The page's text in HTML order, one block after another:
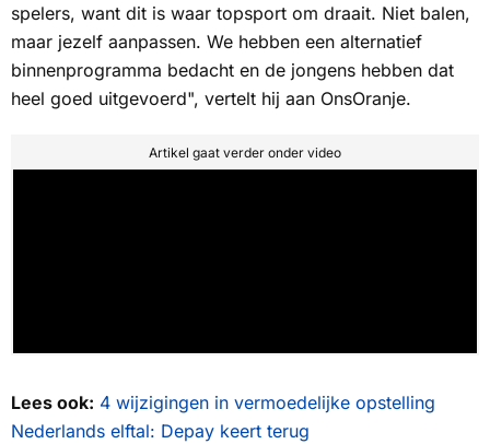
spelers, want dit is waar topsport om draait. Niet balen,
maar jezelf aanpassen. We hebben een alternatief
binnenprogramma bedacht en de jongens hebben dat
heel goed uitgevoerd", vertelt hij aan OnsOranje.
Artikel gaat verder onder video
Lees ook: 4 wijzigingen in vermoedelijke opstelling
Nederlands elftal: Depay keert terug